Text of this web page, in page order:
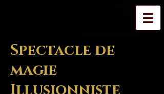
Spectacle de
magie